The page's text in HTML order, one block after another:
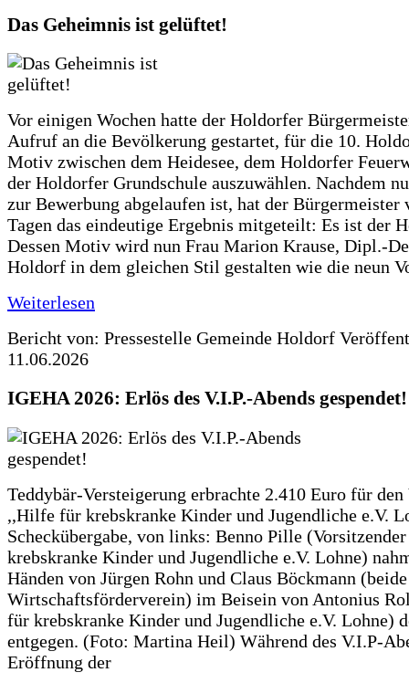
Das Geheimnis ist gelüftet!
Vor einigen Wochen hatte der Holdorfer
Aufruf an die Bevölkerung gestartet, für die 10.
Motiv zwischen dem Heidesee, dem Holdorfer
der Holdorfer Grundschule auszuwählen. Nachdem
zur Bewerbung abgelaufen ist, hat der Bürgermeister
Tagen das eindeutige Ergebnis mitgeteilt: Es ist der
Dessen Motiv wird nun Frau Marion Krause, Dipl.-
Holdorf in dem gleichen Stil gestalten wie die neun
Weiterlesen
Bericht von: Pressestelle Gemeinde Holdorf
11.06.2026
IGEHA 2026: Erlös des V.I.P.-Abends gespendet!
Teddybär-Versteigerung erbrachte 2.410 Euro für den
,,Hilfe für krebskranke Kinder und Jugendliche e.V.
Scheckübergabe, von links: Benno Pille
krebskranke Kinder und Jugendliche e.V. Lohne)
Händen von Jürgen Rohn und Claus Böckmann
Wirtschaftsförderverein) im Beisein von Antonius
für krebskranke Kinder und Jugendliche e.V. Lohne)
entgegen. (Foto: Martina Heil) Während des V.I.P-
Eröffnung der